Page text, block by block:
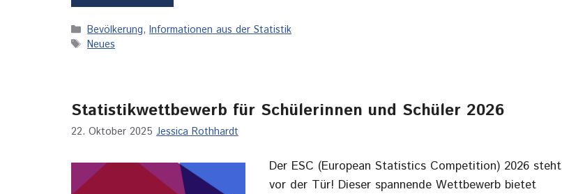
Kategorien
Bevölkerung,Informationen aus der Statistik
Schlagwörter
Neues
Statistikwettbewerb für Schülerinnen und Schüler 2026
22. Oktober 2025 Jessica Rothhardt
Der ESC (European Statistics Competition) 2026 steht
vor der Tür! Dieser spannende Wettbewerb bietet